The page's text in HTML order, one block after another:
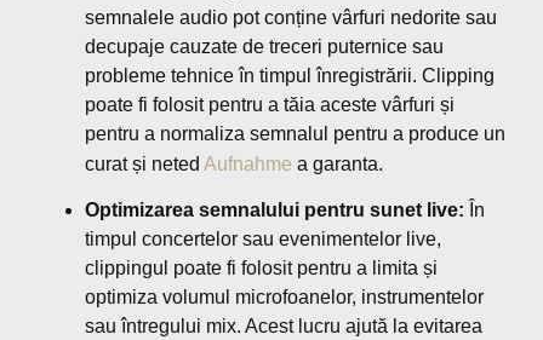
semnalele audio pot conține vârfuri nedorite sau
decupaje cauzate de treceri puternice sau
probleme tehnice în timpul înregistrării. Clipping
poate fi folosit pentru a tăia aceste vârfuri și
pentru a normaliza semnalul pentru a produce un
curat și neted Aufnahme a garanta.
Optimizarea semnalului pentru sunet live: În
timpul concertelor sau evenimentelor live,
clippingul poate fi folosit pentru a limita și
optimiza volumul microfoanelor, instrumentelor
sau întregului mix. Acest lucru ajută la evitarea